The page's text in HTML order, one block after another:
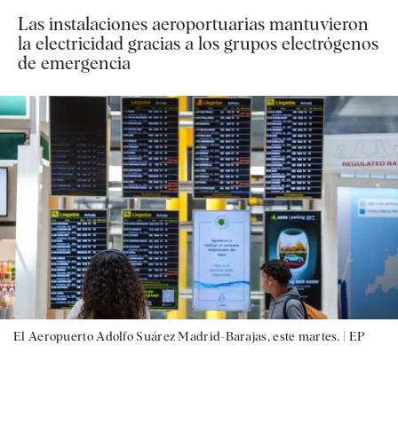
Las instalaciones aeroportuarias mantuvieron
la electricidad gracias a los grupos electrógenos
de emergencia
El Aeropuerto Adolfo Suárez Madrid-Barajas, este martes. | EP